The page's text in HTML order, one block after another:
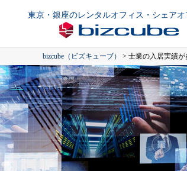
東京・銀座のレンタルオフィス・シェアオ
bizcube（ビズキューブ） > 士業の入居実績が